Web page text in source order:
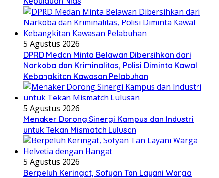
5 Agustus 2026
DPRD Medan Minta Belawan Dibersihkan dari
Narkoba dan Kriminalitas, Polisi Diminta Kawal
Kebangkitan Kawasan Pelabuhan
5 Agustus 2026
Menaker Dorong Sinergi Kampus dan Industri
untuk Tekan Mismatch Lulusan
5 Agustus 2026
Berpeluh Keringat, Sofyan Tan Layani Warga